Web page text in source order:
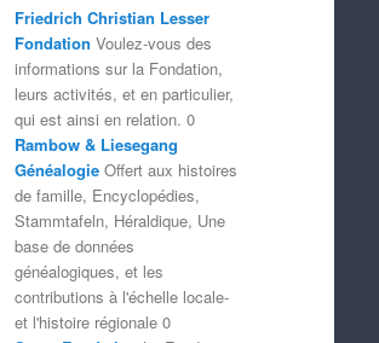
Friedrich Christian Lesser
Fondation Voulez-vous des
informations sur la Fondation,
leurs activités, et en particulier,
qui est ainsi en relation. 0
Rambow & Liesegang
Généalogie Offert aux histoires
de famille, Encyclopédies,
Stammtafeln, Héraldique, Une
base de données
généalogiques, et les
contributions à l'échelle locale-
et l'histoire régionale 0